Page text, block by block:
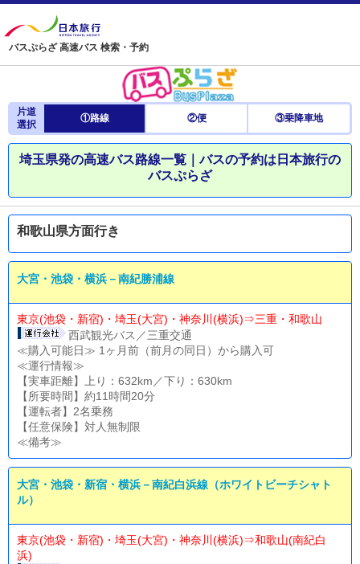
バスぷらざ 高速バス 検索・予約
片道
選択
①路線 ②便 ③乗降車地
埼玉県発の高速バス路線一覧｜バスの予約は日本旅行の
バスぷらざ
和歌山県方面行き
大宮・池袋・横浜－南紀勝浦線
東京(池袋・新宿)・埼玉(大宮)・神奈川(横浜)⇒三重・和歌山
西武観光バス／三重交通
≪購入可能日≫ 1ヶ月前（前月の同日）から購入可
≪運行情報≫
【実車距離】上り：632km／下り：630km
【所要時間】約11時間20分
【運転者】2名乗務
【任意保険】対人無制限
≪備考≫
大宮・池袋・新宿・横浜－南紀白浜線（ホワイトビーチシャト
ル）
東京(池袋・新宿)・埼玉(大宮)・神奈川(横浜)⇒和歌山(南紀白
浜)